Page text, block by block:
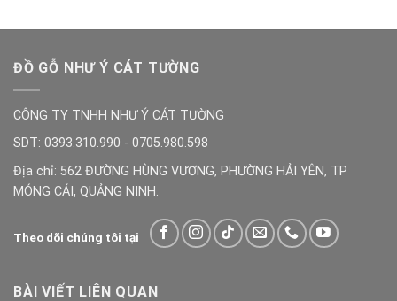
ĐỒ GỖ NHƯ Ý CÁT TƯỜNG
CÔNG TY TNHH NHƯ Ý CÁT TƯỜNG
SDT: 0393.310.990 - 0705.980.598
Địa chỉ: 562 ĐƯỜNG HÙNG VƯƠNG, PHƯỜNG HẢI YÊN, TP
MÓNG CÁI, QUẢNG NINH.
Theo dõi chúng tôi tại
BÀI VIẾT LIÊN QUAN